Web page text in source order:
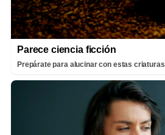
Parece ciencia ficción
Prepárate para alucinar con estas criaturas